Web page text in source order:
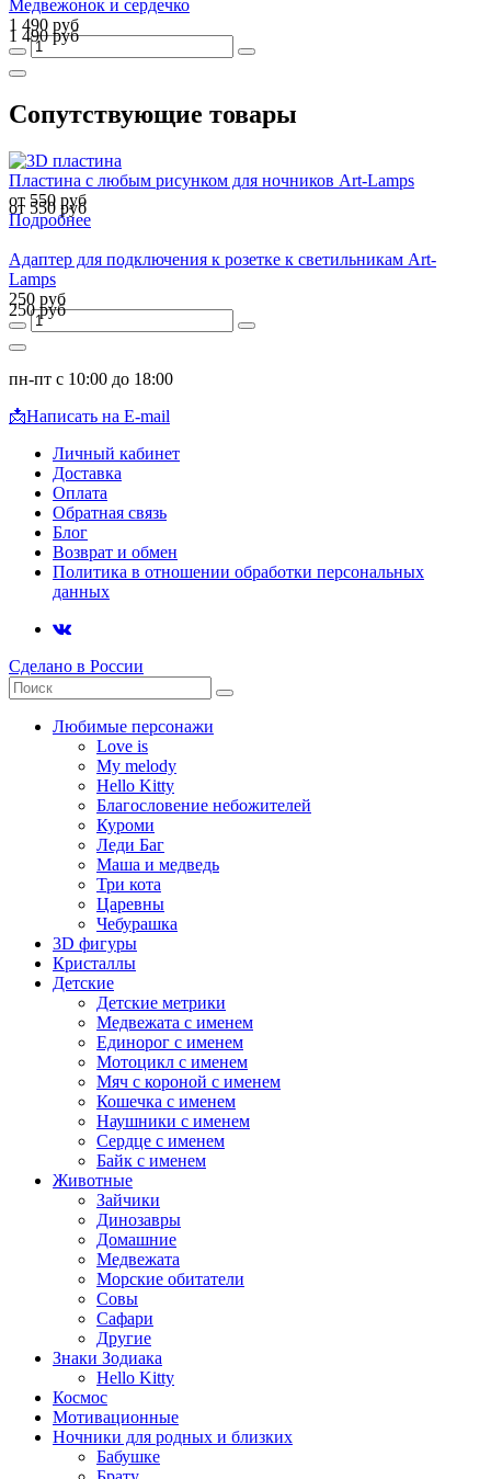
Медвежонок и сердечко
1 490 руб
1 490 руб
Сопутствующие товары
Пластина с любым рисунком для ночников Art-Lamps
от 550 руб
от 550 руб
Подробнее
Адаптер для подключения к розетке к светильникам Art-
Lamps
250 руб
250 руб
пн-пт с 10:00 до 18:00
📩Написать на E-mail
Личный кабинет
Доставка
Оплата
Обратная связь
Блог
Возврат и обмен
Политика в отношении обработки персональных
данных
Сделано в России
Любимые персонажи
Love is
My melody
Hello Kitty
Благословение небожителей
Куроми
Леди Баг
Маша и медведь
Три кота
Царевны
Чебурашка
3D фигуры
Кристаллы
Детские
Детские метрики
Медвежата с именем
Единорог с именем
Мотоцикл с именем
Мяч с короной с именем
Кошечка с именем
Наушники с именем
Сердце с именем
Байк с именем
Животные
Зайчики
Динозавры
Домашние
Медвежата
Морские обитатели
Совы
Сафари
Другие
Знаки Зодиака
Hello Kitty
Космос
Мотивационные
Ночники для родных и близких
Бабушке